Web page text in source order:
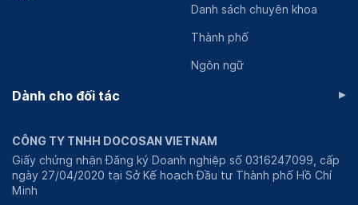
Danh sách chuyên khoa
Thành phố
Ngôn ngữ
Dành cho đối tác ▸
CÔNG TY TNHH DOCOSAN VIETNAM
Giấy chứng nhận Đăng ký Doanh nghiệp số 0316247099, cấp
ngày 27/04/2020 tại Sở Kế hoạch Đầu tư Thành phố Hồ Chí
Minh